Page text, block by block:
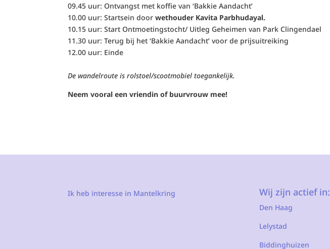
09.45 uur: Ontvangst met koffie van ‘Bakkie Aandacht’
10.00 uur: Startsein doorwethouder Kavita Parbhudayal.
10.15 uur: Start Ontmoetingstocht/ Uitleg Geheimen van Park Clingendael
11.30 uur: Terug bij het ‘Bakkie Aandacht’ voor de prijsuitreiking
12.00 uur: Einde
De wandelroute is rolstoel/scootmobiel toegankelijk.
Neem vooral een vriendin of buurvrouw mee!
Ik heb interesse in Mantelkring Wij zijn actief in:
Den Haag
Lelystad
Biddinghuizen